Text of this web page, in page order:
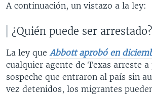
A continuación, un vistazo a la ley:
¿Quién puede ser arrestado?
La ley que Abbott aprobó en
cualquier agente de Texas arreste a
sospeche que entraron al país sin
vez detenidos, los migrantes